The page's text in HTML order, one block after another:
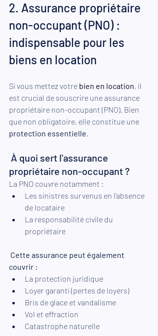
2. Assurance propriétaire
non-occupant (PNO) :
indispensable pour les
biens en location
Si vous mettez votre bien en location, il
est crucial de souscrire une assurance
propriétaire non-occupant (PNO). Bien
que non obligatoire, elle constitue une
protection essentielle.
propriétaire non-occupant ?
La PNO couvre notamment :
Les sinistres survenus en l’absence
de locataire
La responsabilité civile du
propriétaire
couvrir :
La protection juridique
Loyer garanti (pertes de loyers)
Bris de glace et vandalisme
Vol et effraction
Catastrophe naturelle